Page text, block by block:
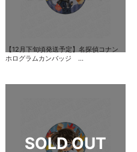
【12月下旬頃発送予定】名探偵コナン
ホログラムカンバッジ ...